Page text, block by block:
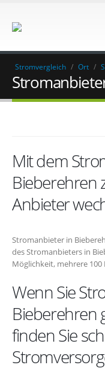
Stromvergleich / Ort /
Mit dem
Bieberehren
Anbieter
Stromanbieter in
des Stromanbieters in
Möglichkeit, mehrere 100
Wenn Sie
Bieberehren
finden Sie